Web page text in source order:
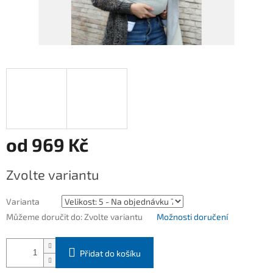
od 969 Kč
cena:
Zvolte variantu
Varianta
Můžeme doručit do: Zvolte variantu Možnosti doručení
Přidat do košíku